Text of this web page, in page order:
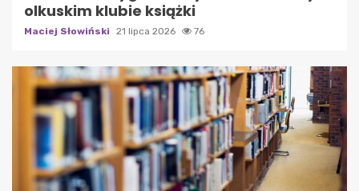
olkuskim klubie książki
Maciej Słowiński 21 lipca 2026 76